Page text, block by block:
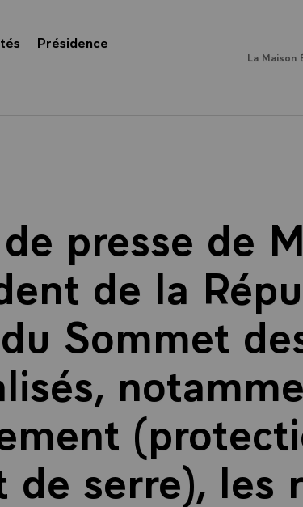
Présidence
La Maison
presse de
de la
Sommet
serre), les